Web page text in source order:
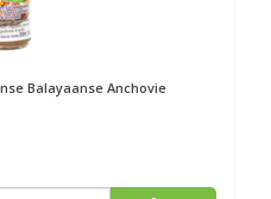
Balayaanse Anchovie